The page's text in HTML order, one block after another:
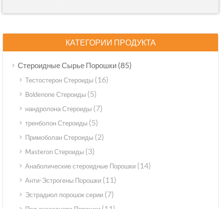
КАТЕГОРИИ ПРОДУКТА
Стероидные Сырье Порошки (85)
Тестостерон Стероиды (16)
Boldenone Стероиды (5)
нандролона Стероиды (7)
тренболон Стероиды (5)
Примоболан Стероиды (2)
Masteron Стероиды (3)
Анаболические стероидные Порошки (14)
Анти-Эстрогены Порошки (11)
Эстрадиол порошок серии (7)